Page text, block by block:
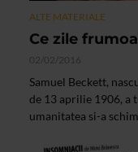
ALTE MATERIALE
Ce zile
02/02/2016
Samuel Beckett,
de 13 aprilie 1906, a
umanitatea si-a